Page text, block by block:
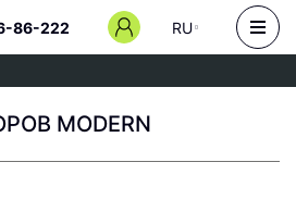
86-222 RU
MODERN